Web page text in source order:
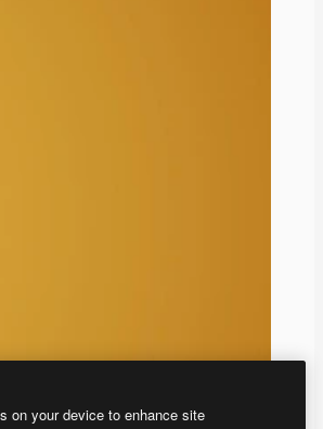
on your device to enhance site